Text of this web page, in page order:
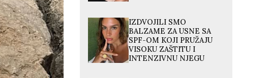
IZDVOJILI SMO
BALZAME ZA USNE SA
SPF-OM KOJI PRUŽAJU
VISOKU ZAŠTITU I
INTENZIVNU NJEGU